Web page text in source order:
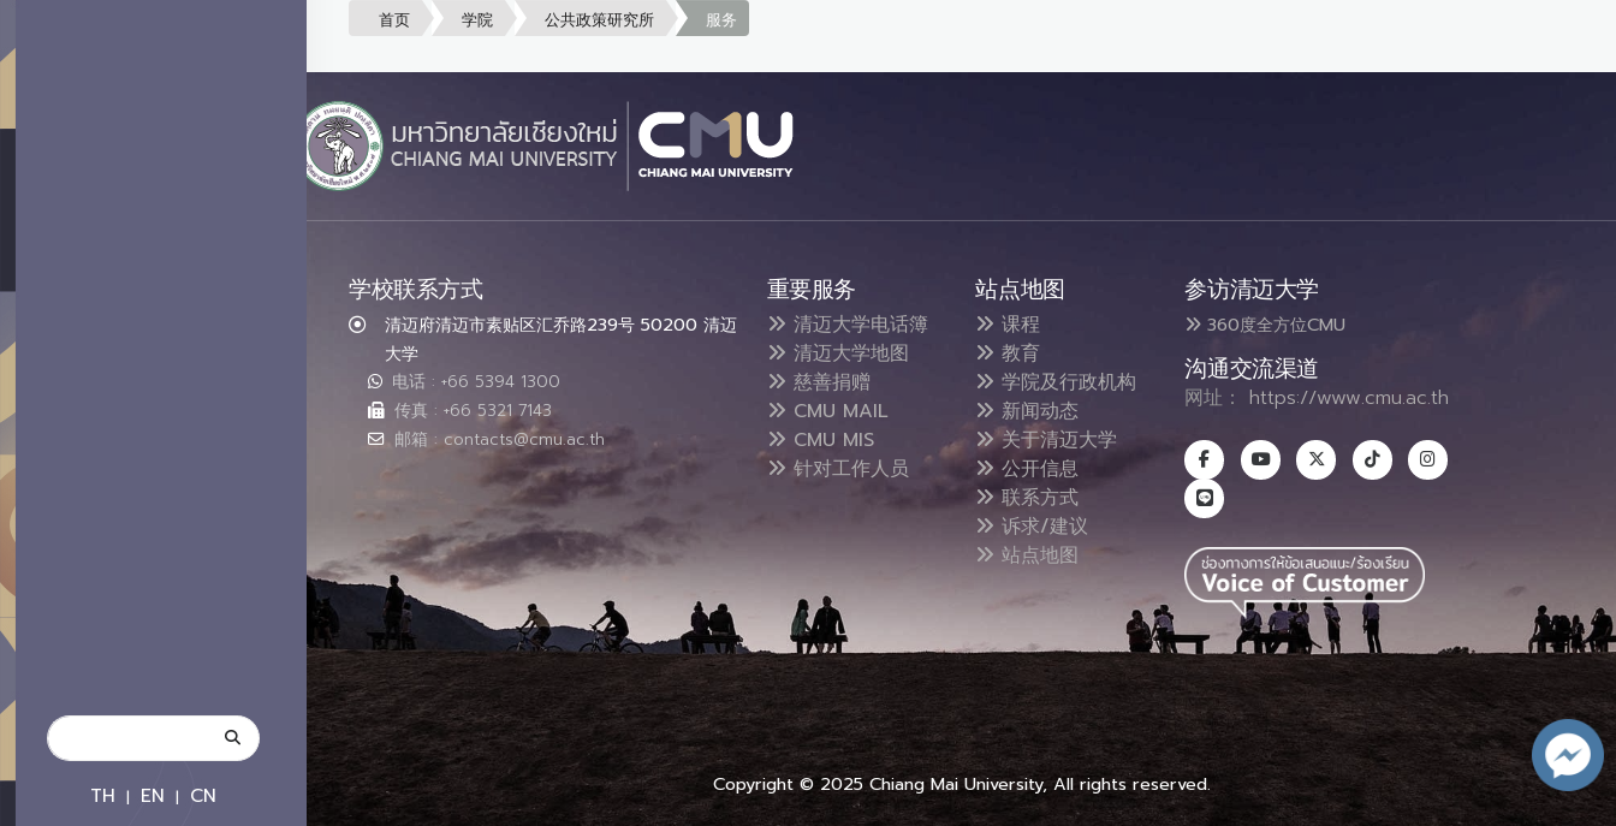
TH | EN | CN
首页 学院 公共政策研究所 服务
学校联系方式
清迈府清迈市素贴区汇乔路239号 50200 清迈
大学
电话 : +66 5394 1300
传真 : +66 5321 7143
邮箱 : contacts@cmu.ac.th
重要服务
清迈大学电话簿
清迈大学地图
慈善捐赠
CMU MAIL
CMU MIS
针对工作人员
站点地图
课程
教育
学院及行政机构
新闻动态
关于清迈大学
公开信息
联系方式
诉求/建议
站点地图
参访清迈大学
360度全方位CMU
沟通交流渠道
网址： https://www.cmu.ac.th
Copyright © 2025 Chiang Mai University, All rights reserved.